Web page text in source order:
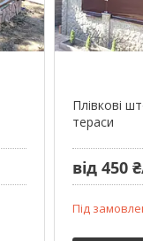
Плівкові
тераси
від 450
Під